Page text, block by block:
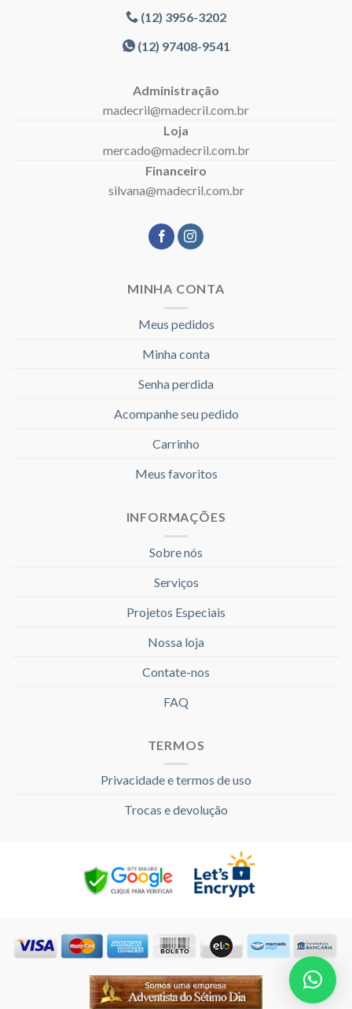
(12) 3956-3202
(12) 97408-9541
Administração
madecril@madecril.com.br
Loja
mercado@madecril.com.br
Financeiro
silvana@madecril.com.br
MINHA CONTA
Meus pedidos
Minha conta
Senha perdida
Acompanhe seu pedido
Carrinho
Meus favoritos
INFORMAÇÕES
Sobre nós
Serviços
Projetos Especiais
Nossa loja
Contate-nos
FAQ
TERMOS
Privacidade e termos de uso
Trocas e devolução